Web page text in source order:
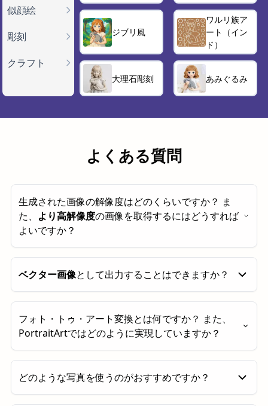
似顔絵
彫刻
クラフト
ジブリ風
ワルリ族ア
ート（イン
ド）
大理石彫刻 あみぐるみ
よくある質問
生成された画像の解像度はどのくらいですか？ ま
た、 より高解像度の画像を取得するにはどうすれば
よいですか？
メガピクセル） です。「2× Upscale」ボタンをクリ
ックすると、解像度を400万画素（4メガピクセル）
ベクター画像として出力することはできますか？
で輪郭がはっきりした画像に最適です。ベクター画像
は拡大しても画質が劣化しないため、非常に高解像度
で表示できます。「Vectorize」ボタンをクリックし
フォト・トゥ・アート変換とは何ですか？ また、
PortraitArtではどのように実現していますか？
容を保ちながら、芸術的な表現を加えて作品へと変換
するプロセスです。水彩画風やイラスト風、線画な
どのような写真を使うのがおすすめですか？